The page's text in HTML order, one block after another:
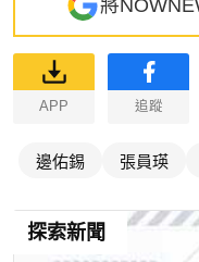
將
APP 追蹤
邊佑錫 張員瑛
探索新聞